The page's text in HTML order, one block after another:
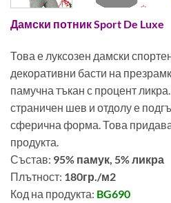
Дамски потник Sport De Luxe
Това е луксозен дамски
декоративни басти на
памучна тъкан с процент
страничен шев и отдолу е
сферична форма. Това
продукта.
Състав: 95% памук, 5% ликра
Плътност: 180гр./м2
Код на продукта: BG690